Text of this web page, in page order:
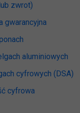
zwrot)
gwarancyjna
aluminiowych
cyfrowych (DSA)
cyfrowa